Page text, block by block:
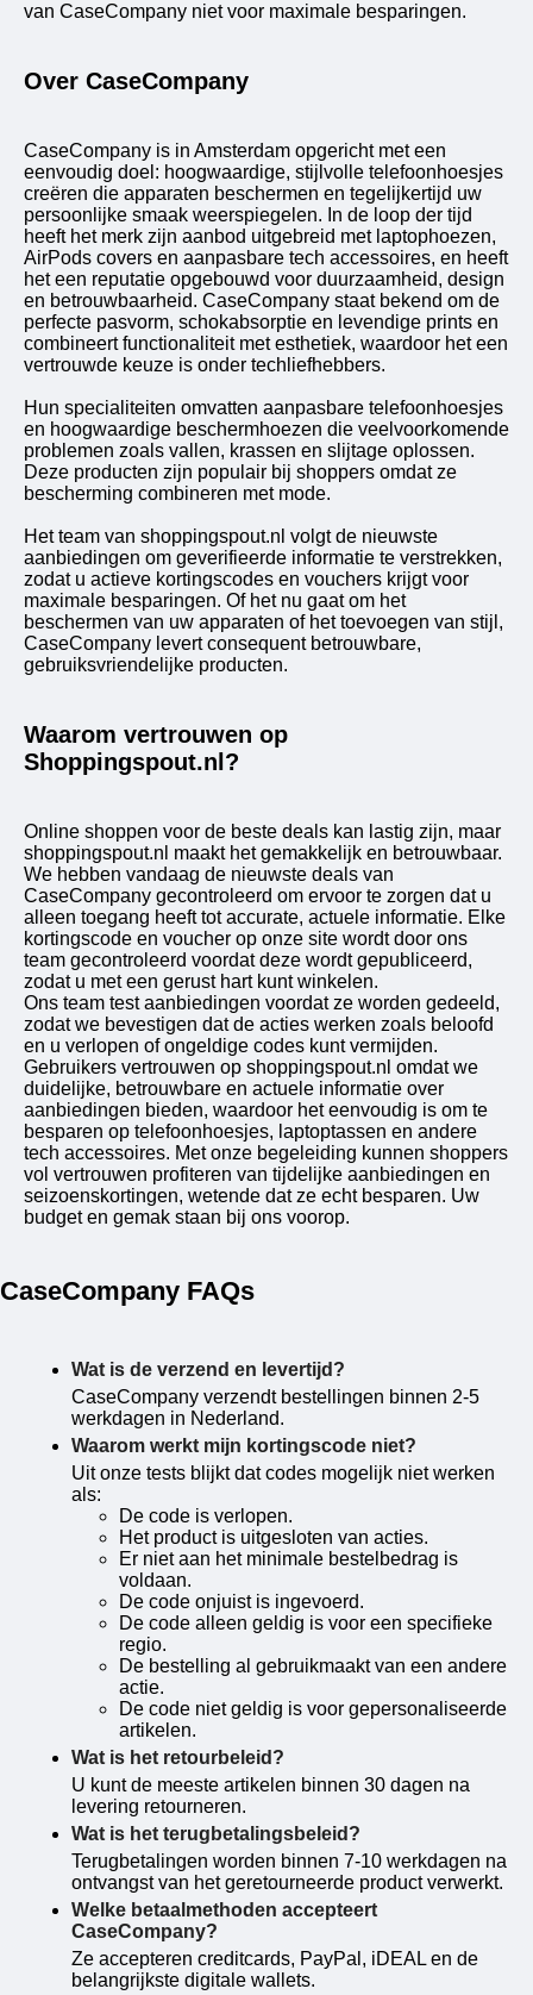
van CaseCompany niet voor maximale besparingen.
Over CaseCompany
CaseCompany is in Amsterdam opgericht met een
eenvoudig doel: hoogwaardige, stijlvolle telefoonhoesjes
creëren die apparaten beschermen en tegelijkertijd uw
persoonlijke smaak weerspiegelen. In de loop der tijd
heeft het merk zijn aanbod uitgebreid met laptophoezen,
AirPods covers en aanpasbare tech accessoires, en heeft
het een reputatie opgebouwd voor duurzaamheid, design
en betrouwbaarheid. CaseCompany staat bekend om de
perfecte pasvorm, schokabsorptie en levendige prints en
combineert functionaliteit met esthetiek, waardoor het een
vertrouwde keuze is onder techliefhebbers.
Hun specialiteiten omvatten aanpasbare telefoonhoesjes
en hoogwaardige beschermhoezen die veelvoorkomende
problemen zoals vallen, krassen en slijtage oplossen.
Deze producten zijn populair bij shoppers omdat ze
bescherming combineren met mode.
Het team van shoppingspout.nl volgt de nieuwste
aanbiedingen om geverifieerde informatie te verstrekken,
zodat u actieve kortingscodes en vouchers krijgt voor
maximale besparingen. Of het nu gaat om het
beschermen van uw apparaten of het toevoegen van stijl,
CaseCompany levert consequent betrouwbare,
gebruiksvriendelijke producten.
Waarom vertrouwen op
Shoppingspout.nl?
Online shoppen voor de beste deals kan lastig zijn, maar
shoppingspout.nl maakt het gemakkelijk en betrouwbaar.
We hebben vandaag de nieuwste deals van
CaseCompany gecontroleerd om ervoor te zorgen dat u
alleen toegang heeft tot accurate, actuele informatie. Elke
kortingscode en voucher op onze site wordt door ons
team gecontroleerd voordat deze wordt gepubliceerd,
zodat u met een gerust hart kunt winkelen.
Ons team test aanbiedingen voordat ze worden gedeeld,
zodat we bevestigen dat de acties werken zoals beloofd
en u verlopen of ongeldige codes kunt vermijden.
Gebruikers vertrouwen op shoppingspout.nl omdat we
duidelijke, betrouwbare en actuele informatie over
aanbiedingen bieden, waardoor het eenvoudig is om te
besparen op telefoonhoesjes, laptoptassen en andere
tech accessoires. Met onze begeleiding kunnen shoppers
vol vertrouwen profiteren van tijdelijke aanbiedingen en
seizoenskortingen, wetende dat ze echt besparen. Uw
budget en gemak staan ​​bij ons voorop.
CaseCompany FAQs
Wat is de verzend en levertijd?
CaseCompany verzendt bestellingen binnen 2-5
werkdagen in Nederland.
Waarom werkt mijn kortingscode niet?
Uit onze tests blijkt dat codes mogelijk niet werken
als:
De code is verlopen.
Het product is uitgesloten van acties.
Er niet aan het minimale bestelbedrag is
voldaan.
De code onjuist is ingevoerd.
De code alleen geldig is voor een specifieke
regio.
De bestelling al gebruikmaakt van een andere
actie.
De code niet geldig is voor gepersonaliseerde
artikelen.
Wat is het retourbeleid?
U kunt de meeste artikelen binnen 30 dagen na
levering retourneren.
Wat is het terugbetalingsbeleid?
Terugbetalingen worden binnen 7-10 werkdagen na
ontvangst van het geretourneerde product verwerkt.
Welke betaalmethoden accepteert
CaseCompany?
Ze accepteren creditcards, PayPal, iDEAL en de
belangrijkste digitale wallets.